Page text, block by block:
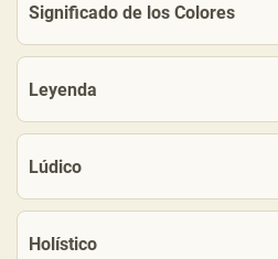
Significado de los Colores
Leyenda
Lúdico
Holístico